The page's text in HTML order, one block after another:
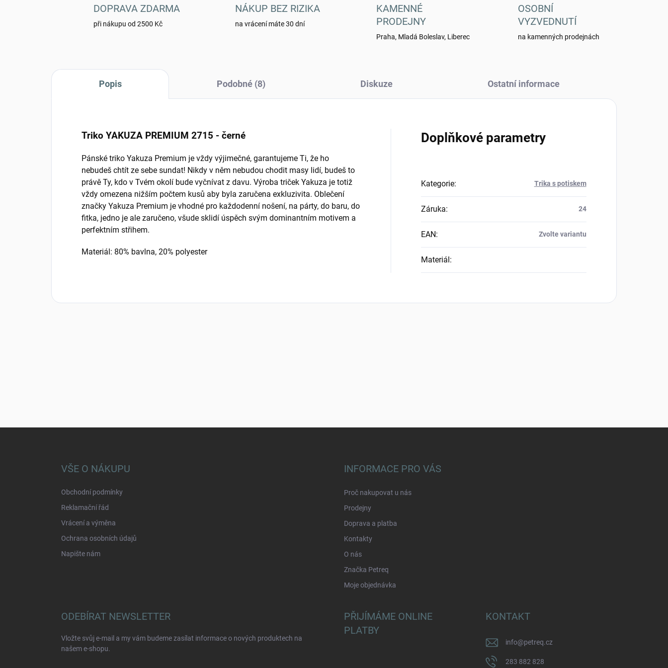
DOPRAVA ZDARMA
při nákupu od 2500 Kč
NÁKUP BEZ RIZIKA
na vrácení máte 30 dní
KAMENNÉ
PRODEJNY
Praha, Mladá Boleslav, Liberec
OSOBNÍ
VYZVEDNUTÍ
na kamenných prodejnách
Popis Podobné (8) Diskuze Ostatní informace
Triko YAKUZA PREMIUM 2715 - černé
Pánské triko Yakuza Premium je vždy výjimečné, garantujeme Ti, že ho
nebudeš chtít ze sebe sundat! Nikdy v něm nebudou chodit masy lidí, budeš to
právě Ty, kdo v Tvém okolí bude vyčnívat z davu. Výroba triček Yakuza je totiž
vždy omezena nižším počtem kusů aby byla zaručena exkluzivita. Oblečení
značky Yakuza Premium je vhodné pro každodenní nošení, na párty, do baru, do
fitka, jedno je ale zaručeno, všude sklidí úspěch svým dominantním motivem a
perfektním střihem.
Materiál: 80% bavlna, 20% polyester
Doplňkové parametry
Kategorie: Trika s potiskem
Záruka: 24
EAN: Zvolte variantu
Materiál :
VŠE O NÁKUPU
Obchodní podmínky
Reklamační řád
Vrácení a výměna
Ochrana osobních údajů
Napište nám
INFORMACE PRO VÁS
Proč nakupovat u nás
Prodejny
Doprava a platba
Kontakty
O nás
Značka Petreq
Moje objednávka
ODEBÍRAT NEWSLETTER
Vložte svůj e-mail a my vám budeme zasílat informace o nových produktech na
našem e-shopu.
PŘIJÍMÁME ONLINE
PLATBY
KONTAKT
info@petreq.cz
283 882 828